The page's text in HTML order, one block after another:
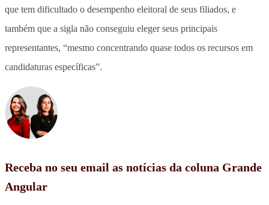
que tem dificultado o desempenho eleitoral de seus filiados, e
também que a sigla não conseguiu eleger seus principais
representantes, “mesmo concentrando quase todos os recursos em
candidaturas específicas”.
Receba no seu email as notícias da coluna Grande
Angular